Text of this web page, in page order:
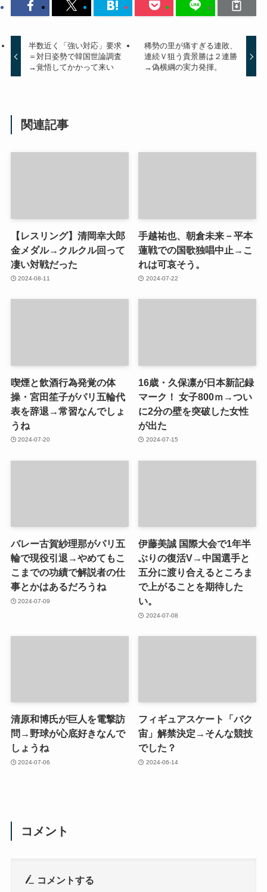
半数近く「強い対応」要求
＝対日姿勢で韓国世論調査
→覚悟してかかって来い
稀勢の里が痛すぎる連敗、
連続Ｖ狙う貴景勝は２連勝
→偽横綱の実力発揮。
関連記事
【レスリング】清岡幸大郎
金メダル→クルクル回って
凄い対戦だった
2024-08-11
手越祐也、朝倉未来－平本
蓮戦での国歌独唱中止→こ
れは可哀そう。
2024-07-22
喫煙と飲酒行為発覚の体
操・宮田笙子がパリ五輪代
表を辞退→常習なんでしょ
うね
2024-07-20
16歳・久保凛が日本新記録
マーク！ 女子800ｍ→つい
に2分の壁を突破した女性
が出た
2024-07-15
バレー古賀紗理那がパリ五
輪で現役引退→やめてもこ
こまでの功績で解説者の仕
事とかはあるだろうね
2024-07-09
伊藤美誠 国際大会で1年半
ぶりの復活V→中国選手と
五分に渡り合えるところま
で上がることを期待した
い。
2024-07-08
清原和博氏が巨人を電撃訪
問→野球が心底好きなんで
しょうね
2024-07-06
フィギュアスケート「バク
宙」解禁決定→そんな競技
でした？
2024-06-14
コメント
コメントする